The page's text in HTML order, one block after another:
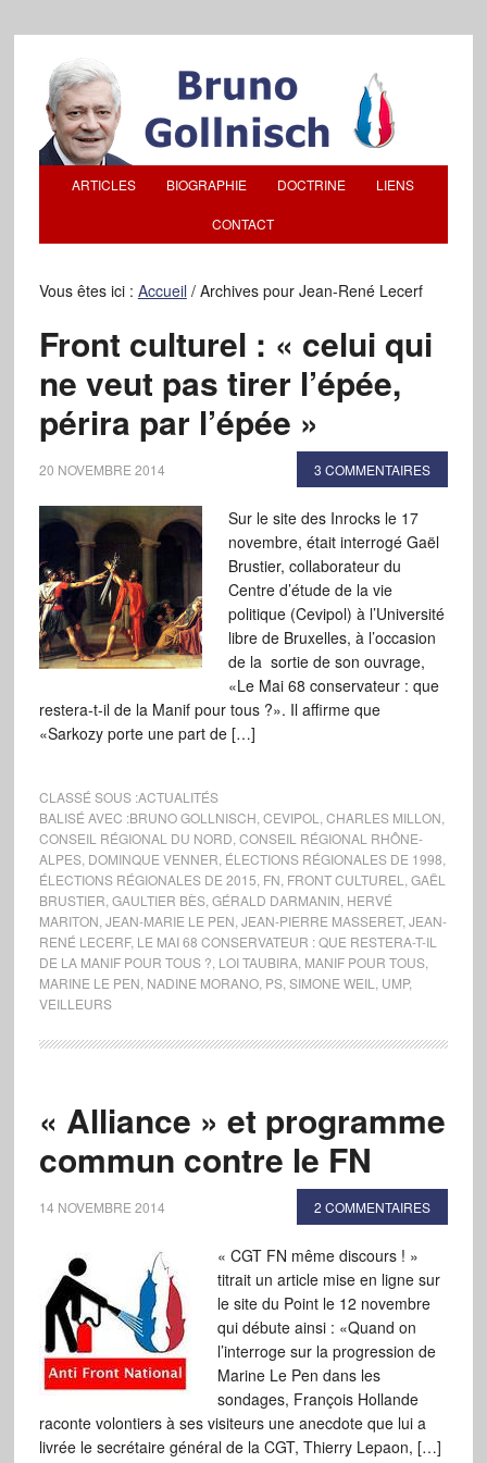
ARTICLES BIOGRAPHIE DOCTRINE LIENS
CONTACT
Vous êtes ici : Accueil /Archives pour Jean-René Lecerf
Front culturel : « celui qui
ne veut pas tirer l’épée,
périra par l’épée »
20 NOVEMBRE 2014 3 COMMENTAIRES
Sur le site des Inrocks le 17
novembre, était interrogé Gaël
Brustier, collaborateur du
Centre d’étude de la vie
politique (Cevipol) à l’Université
libre de Bruxelles, à l’occasion
de la sortie de son ouvrage,
«Le Mai 68 conservateur : que
restera-t-il de la Manif pour tous ?». Il affirme que
«Sarkozy porte une part de […]
CLASSÉ SOUS :ACTUALITÉS
BALISÉ AVEC :BRUNO GOLLNISCH CEVIPOL CHARLES MILLON
CONSEIL RÉGIONAL DU NORD CONSEIL RÉGIONAL RHÔNE-
ALPES, DOMINQUE VENNER ÉLECTIONS RÉGIONALES DE 1998
ÉLECTIONS RÉGIONALES DE 2015 FN FRONT CULTUREL
GAËL
BRUSTIER GAULTIER BÈS, GÉRALD DARMANIN HERVÉ
MARITON JEAN-MARIE LE PEN JEAN-PIERRE MASSERET, JEAN-
RENÉ LECERF, LE MAI 68 CONSERVATEUR : QUE RESTERA-T-IL
DE LA MANIF POUR TOUS ? LOI TAUBIRA, MANIF POUR TOUS,
MARINE LE PEN NADINE MORANO, PS, SIMONE WEIL UMP,
VEILLEURS
« Alliance » et programme
commun contre le FN
14 NOVEMBRE 2014 2 COMMENTAIRES
« CGT FN même discours ! »
titrait un article mise en ligne sur
le site du Point le 12 novembre
qui débute ainsi : «Quand on
l’interroge sur la progression de
Marine Le Pen dans les
sondages, François Hollande
raconte volontiers à ses visiteurs une anecdote que lui a
livrée le secrétaire général de la CGT, Thierry Lepaon, […]